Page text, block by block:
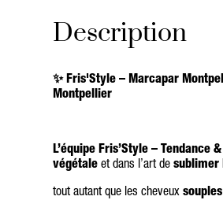
Description
✨ Fris'Style – Marcapar
Montpellier
L’équipe Fris’Style – Tendance
végétale et dans l’art de sublimer
tout autant que les cheveux